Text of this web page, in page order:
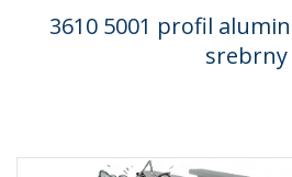
3610 5001 profil
srebrny